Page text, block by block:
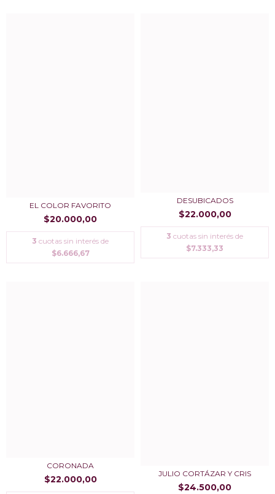
EL COLOR FAVORITO
$20.000,00
3 cuotas sin interés de
$6.666,67
DESUBICADOS
$22.000,00
3 cuotas sin interés de
$7.333,33
CORONADA
$22.000,00 JULIO CORTÁZAR Y CRIS
$24.500,00